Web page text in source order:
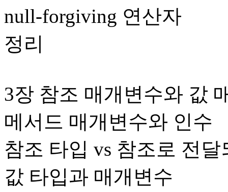
null-forgiving 연산자
정리
3장 참조 매개변수와 값
메서드 매개변수와 인수
참조 타입 vs 참조로 전
값 타입과 매개변수